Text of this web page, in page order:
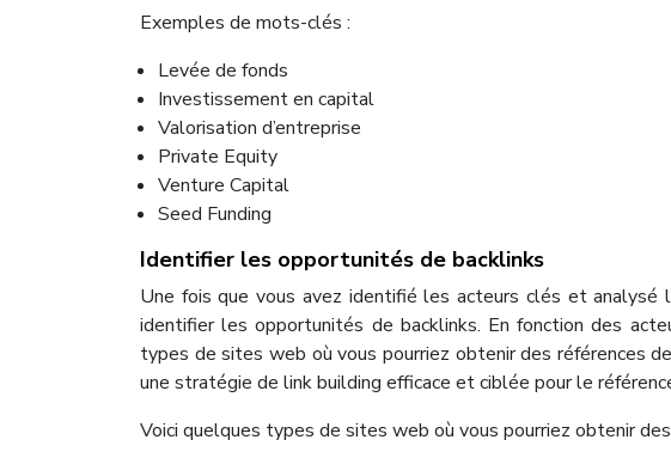
Exemples de mots-clés :
Levée de fonds
Investissement en capital
Valorisation d’entreprise
Private Equity
Venture Capital
Seed Funding
Identifier les opportunités de backlinks
Une fois que vous avez identifié les acteurs clés et analysé
identifier les opportunités de backlinks. En fonction des
types de sites web où vous pourriez obtenir des références
une stratégie de link building efficace et ciblée pour le
Voici quelques types de sites web où vous pourriez obtenir